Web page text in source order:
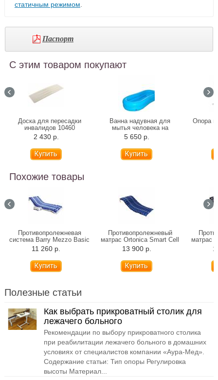
статичным режимом
Паспорт
С этим товаром покупают
Доска для пересадки
инвалидов 10460
2 430 р.
Ванна надувная для
мытья человека на
кровати TS-01 (CA204MV)
5 650 р.
Опора
Похожие товары
Противопролежневая
система Barry Mezzo Basic
11 260 р.
Противопролежневый
матрас Ortonica Smart Cell
T01
13 900 р.
матрас
Полезные статьи
Как выбрать прикроватный столик для
лежачего больного
Рекомендации по выбору прикроватного столика
при реабилитации лежачего больного в домашних
условиях от специалистов компании «Аура-Мед».
Содержание статьи: Тип опоры Регулировка
высоты Материал...